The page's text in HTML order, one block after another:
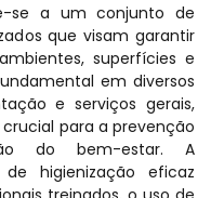
se a um conjunto de
que visam garantir
superfícies e
em diversos
e serviços gerais,
para a prevenção
do bem-estar. A
higienização eficaz